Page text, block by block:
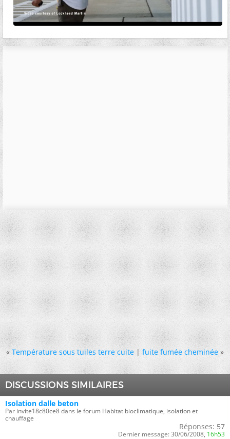
« Température sous tuiles terre cuite|fuite fumée cheminée »
DISCUSSIONS SIMILAIRES
Isolation dalle beton
Par invite18c80ce8 dans le forum Habitat bioclimatique, isolation et
chauffage
Réponses: 57
Dernier message: 30/06/2008, 16h53